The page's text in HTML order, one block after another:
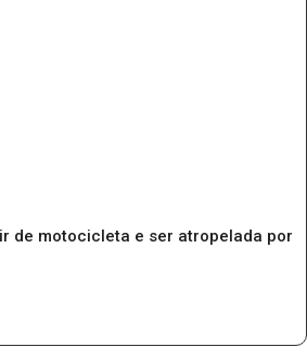
de motocicleta e ser atropelada por